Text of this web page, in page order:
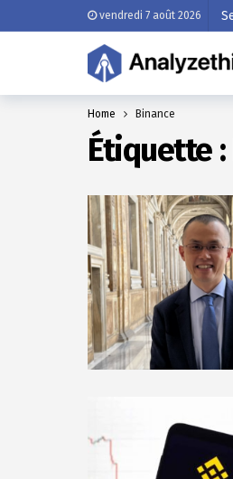
vendredi 7 août 2026
Home Binance
Étiquette :